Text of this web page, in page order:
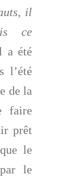
il
ce
a été
l’été
de la
faire
prêt
le
le